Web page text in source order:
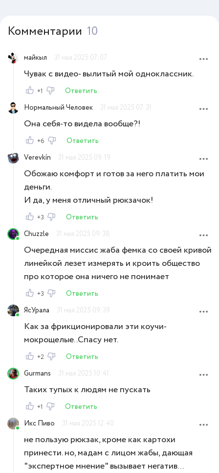
Комментарии 10
майкыл 31 мая 2025 07:07
Чувак с видео- вылитый мой одноклассник.
+1
Ответить
Нормальный Человек
31 мая 2025 07:31
Она себя-то видела вообще?!
+6
Ответить
Vеrevkín
31 мая 2025 09:19
Обожаю комфорт и готов за него платить мои
деньги.
И да, у меня отличный рюкзачок!
+3
Ответить
Chuzzle
31 мая 2025 09:38
Очередная миссис жаба фемка со своей кривой
линейкой лезет измерять и кроить общество
про которое она ничего не понимает
+3
Ответить
ЯсУрала
31 мая 2025 09:39
Как за фрикционировали эти коучи-
мокрощелые..Спасу нет.
+2
Ответить
Gurmans
31 мая 2025 10:41
Таких тупых к людям не пускать
+1
Ответить
Икс Пиво
31 мая 2025 12:40
не пользую рюкзак, кроме как картохи
принести. но, мадам с лицом жабы, дающая
"экспертное мнение" вызывает негатив...